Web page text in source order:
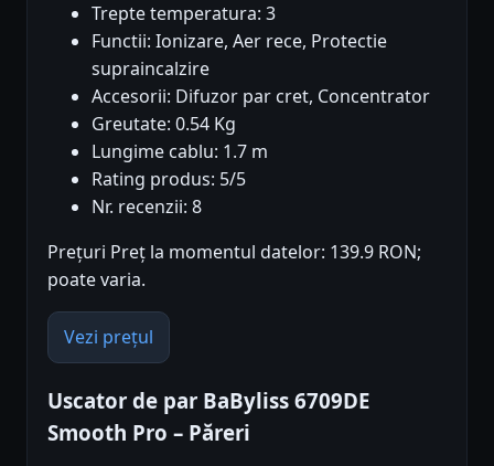
Trepte temperatura: 3
Functii: Ionizare, Aer rece, Protectie
supraincalzire
Accesorii: Difuzor par cret, Concentrator
Greutate: 0.54 Kg
Lungime cablu: 1.7 m
Rating produs: 5/5
Nr. recenzii: 8
Prețuri Preț la momentul datelor: 139.9 RON;
poate varia.
Vezi prețul
Uscator de par BaByliss 6709DE
Smooth Pro – Păreri